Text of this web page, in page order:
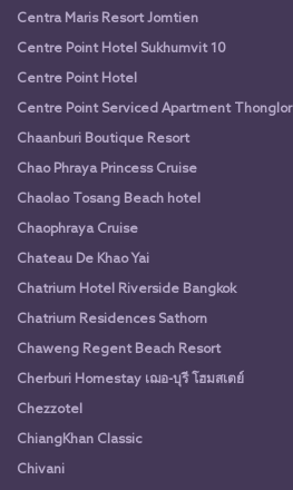
Centra Maris Resort Jomtien
Centre Point Hotel Sukhumvit 10
Centre Point Hotel
Centre Point Serviced Apartment Thonglor
Chaanburi Boutique Resort
Chao Phraya Princess Cruise
Chaolao Tosang Beach hotel
Chaophraya Cruise
Chateau De Khao Yai
Chatrium Hotel Riverside Bangkok
Chatrium Residences Sathorn
Chaweng Regent Beach Resort
Cherburi Homestay เฌอ-บุรี โฮมสเตย์
Chezzotel
ChiangKhan Classic
Chivani